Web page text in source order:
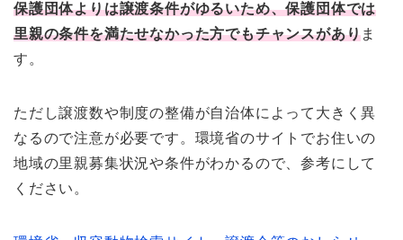
保護団体よりは譲渡条件がゆるいため、保護団体では
里親の条件を満たせなかった方でもチャンスがありま
す。
ただし譲渡数や制度の整備が自治体によって大きく異
なるので注意が必要です。環境省のサイトでお住いの
地域の里親募集状況や条件がわかるので、参考にして
ください。